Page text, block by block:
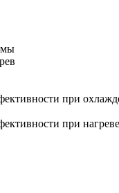
при
при нагреве